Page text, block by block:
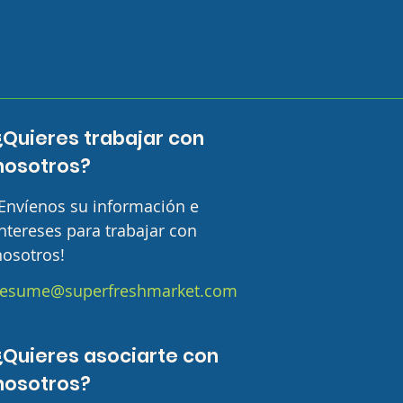
trabajar con
su información e
para trabajar con
asociarte con